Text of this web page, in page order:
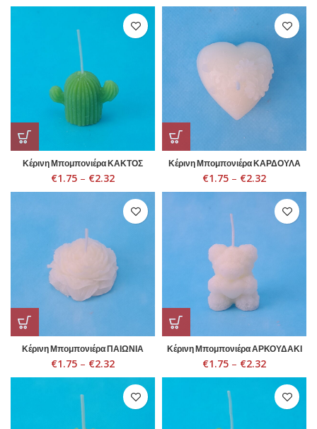
Κέρινη Μπομπονιέρα ΚΑΚΤΟΣ
€1.75 – €2.32
Κέρινη Μπομπονιέρα ΚΑΡΔΟΥΛΑ
€1.75 – €2.32
Κέρινη Μπομπονιέρα ΠΑΙΩΝΙΑ
€1.75 – €2.32
Κέρινη Μπομπονιέρα ΑΡΚΟΥΔΑΚΙ
€1.75 – €2.32